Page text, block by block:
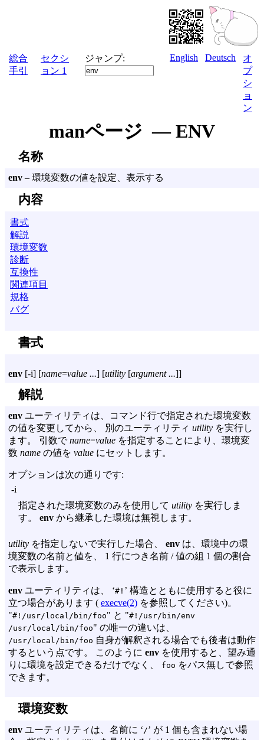
総合
手引
セクシ
ョン 1
ジャンプ: English Deutsch
オ
プ
シ
ョ
ン
manページ — ENV
名称
env – 環境変数の値を設定、表示する
内容
書式
解説
環境変数
診断
互換性
関連項目
規格
バグ
書式
env [-i] [name=value ...] [utility [argument ...]]
解説
env ユーティリティは、コマンド行で指定された環境変数
の値を変更してから、 別のユーティリティ utility を実行し
ます。 引数でname=value を指定することにより、環境変
数 name の値を value にセットします。
オプションは次の通りです:
-i
指定された環境変数のみを使用して utility を実行しま
す。 env から継承した環境は無視します。
utility を指定しないで実行した場合、 env は、環境中の環
境変数の名前と値を、 1 行につき名前 / 値の組 1 個の割合
で表示します。
env ユーティリティは、 ‘#! ’ 構造とともに使用すると役に
立つ場合があります ( execve(2) を参照してください)。
"#!/usr/local/bin/foo" と "#!/usr/bin/env
/usr/local/bin/foo" の唯一の違いは、
/usr/local/bin/foo 自身が解釈される場合でも後者は動作
するという点です。 このように env を使用すると、望み通
りに環境を設定できるだけでなく、
foo をパス無しで参照
できます。
環境変数
env ユーティリティは、名前に ‘/’ が 1 個も含まれない場